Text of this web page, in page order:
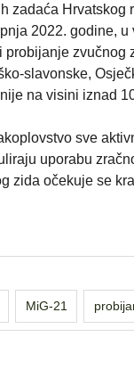
zadaća Hrvatskog
2022. godine,
probijanje zvučnog
slavonske,
na visini iznad
sve
uporabu
zida očekuje se
MiG-21